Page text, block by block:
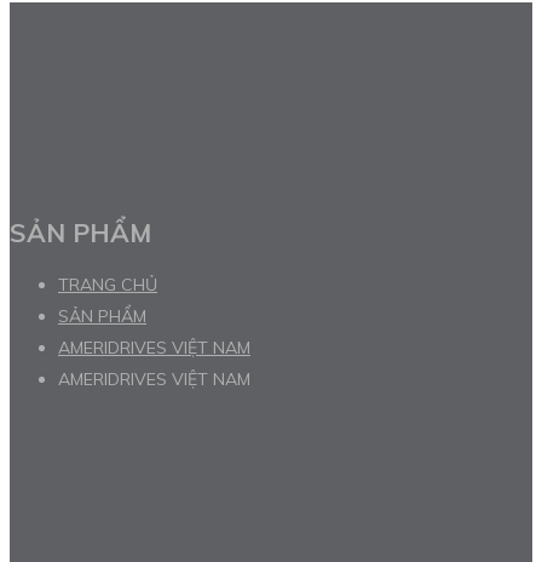
SẢN PHẨM
TRANG CHỦ
SẢN PHẨM
AMERIDRIVES VIỆT NAM
AMERIDRIVES VIỆT NAM